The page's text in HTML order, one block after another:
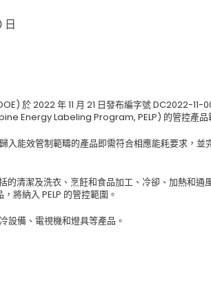
日
於 2022 年 11 月 21 日發布編字號 DC2022-11-
Energy Labeling Program, PELP) 的管控產品
入能效管制範疇的產品即需符合相應能耗要求，並
的清潔及洗衣、烹飪和食品加工、冷卻、加熱和通
將納入 PELP 的管控範圍。
設備、電視機和燈具等產品。